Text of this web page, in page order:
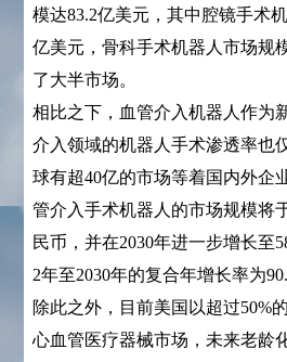
模达83.2亿美元，其中腔镜手术
亿美元，骨科手术机器人市场规
了大半市场。
相比之下，血管介入机器人作为
介入领域的机器人手术渗透率也
球有超40亿的市场等着国内外企
管介入手术机器人的市场规模将
民币，并在2030年进一步增长至
2年至2030年的复合年增长率为
除此之外，目前美国以超过50%
心血管医疗器械市场，未来老龄